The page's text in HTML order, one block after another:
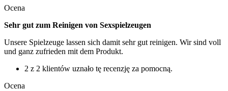
Ocena
Sehr gut zum Reinigen von Sexspielzeugen
Unsere Spielzeuge lassen sich damit sehr gut reinigen. Wir sind voll
und ganz zufrieden mit dem Produkt.
2 z 2 klientów uznało tę recenzję za pomocną.
Ocena